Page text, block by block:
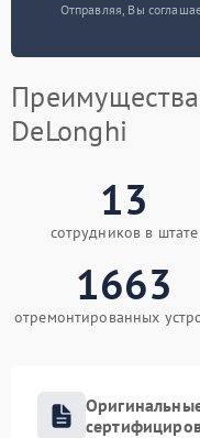
Отправляя, Вы
DeLonghi
13
сотрудников в штате
1663
отремонтированных